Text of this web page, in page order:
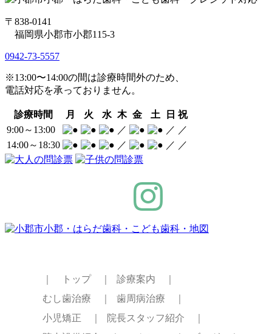
〒838-0141
福岡県小郡市小郡115-3
0942-73-5557
※13:00〜14:00の間は診療時間外のため、
電話対応を承っておりません。
診療時間 月 火 水 木 金 土 日 祝
9:00～13:00
／ ／ ／
14:00～18:30
／ ／ ／
｜ トップ ｜
診療案内 ｜
むし歯治療 ｜
歯周病治療 ｜
小児矯正 ｜
院長スタッフ紹介 ｜